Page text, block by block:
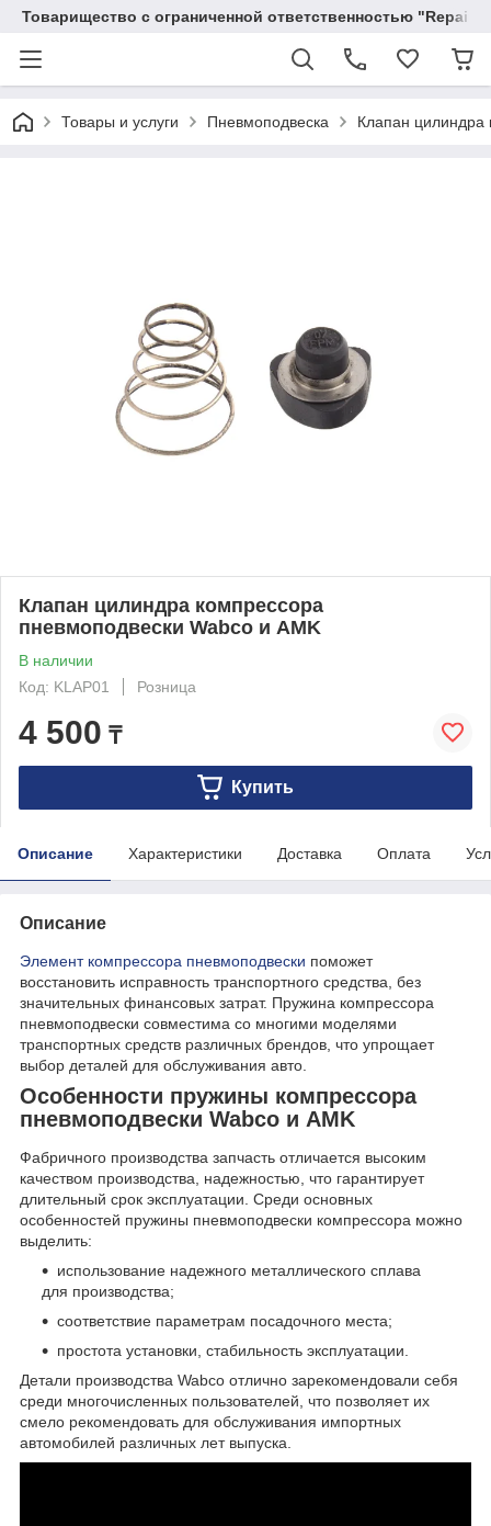
Товарищество с ограниченной ответственностью
Товары и услуги Пневмоподвеска Клапан цилиндра
Клапан цилиндра компрессора
пневмоподвески Wabco и AMK
В наличии
Код: KLAP01
Розница
4 500 ₸
Купить
Описание Характеристики Доставка Оплата
Описание
Элемент компрессора пневмоподвески поможет
восстановить исправность транспортного средства, без
значительных финансовых затрат. Пружина компрессора
пневмоподвески совместима со многими моделями
транспортных средств различных брендов, что упрощает
выбор деталей для обслуживания авто.
Особенности пружины компрессора
пневмоподвески Wabco и AMK
Фабричного производства запчасть отличается высоким
качеством производства, надежностью, что гарантирует
длительный срок эксплуатации. Среди основных
особенностей пружины пневмоподвески компрессора можно
выделить:
использование надежного металлического сплава
для производства;
соответствие параметрам посадочного места;
простота установки, стабильность эксплуатации.
Детали производства Wabco отлично зарекомендовали себя
среди многочисленных пользователей, что позволяет их
смело рекомендовать для обслуживания импортных
автомобилей различных лет выпуска.